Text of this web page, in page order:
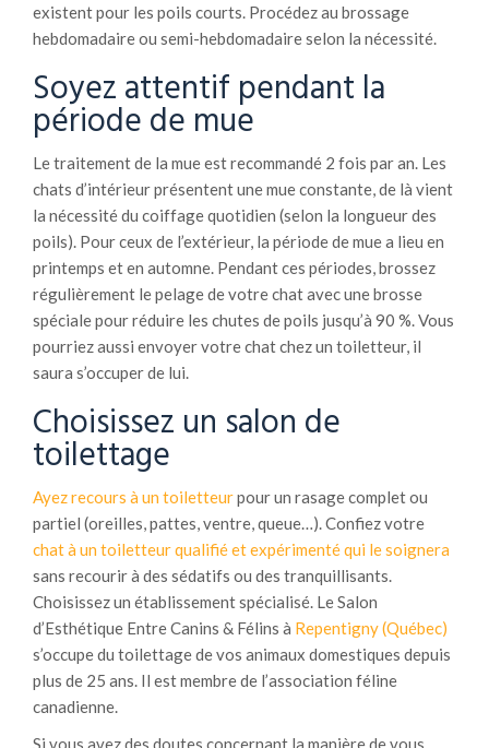
existent pour les poils courts. Procédez au brossage
hebdomadaire ou semi-hebdomadaire selon la nécessité.
Soyez attentif pendant la
période de mue
Le traitement de la mue est recommandé 2 fois par an. Les
chats d’intérieur présentent une mue constante, de là vient
la nécessité du coiffage quotidien (selon la longueur des
poils). Pour ceux de l’extérieur, la période de mue a lieu en
printemps et en automne. Pendant ces périodes, brossez
régulièrement le pelage de votre chat avec une brosse
spéciale pour réduire les chutes de poils jusqu’à 90 %. Vous
pourriez aussi envoyer votre chat chez un toiletteur, il
saura s’occuper de lui.
Choisissez un salon de
toilettage
Ayez recours à un toiletteurpour un rasage complet ou
partiel (oreilles, pattes, ventre, queue…). Confiez votre
chat à un toiletteur qualifié et expérimenté qui le soignera
sans recourir à des sédatifs ou des tranquillisants.
Choisissez un établissement spécialisé. Le Salon
d’Esthétique Entre Canins & Félins à Repentigny (Québec)
s’occupe du toilettage de vos animaux domestiques depuis
plus de 25 ans. Il est membre de l’association féline
canadienne.
Si vous avez des doutes concernant la manière de vous